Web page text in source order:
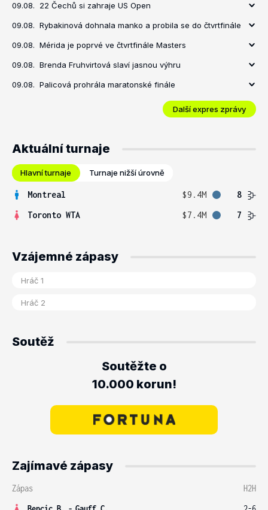
09.08. 22 Čechů si zahraje US Open
09.08. Rybakinová dohnala manko a probila se do čtvrtfinále
09.08. Mérida je poprvé ve čtvrtfinále Masters
09.08. Brenda Fruhvirtová slaví jasnou výhru
09.08. Palicová prohrála maratonské finále
Další expres zprávy
Aktuální turnaje
Hlavní turnaje Turnaje nižší úrovně
Montreal $9.4M
8
Toronto WTA
$7.4M 7
Vzájemné zápasy
Soutěž
Soutěžte o
10.000 korun!
Zajímavé zápasy
Zápas
H2H